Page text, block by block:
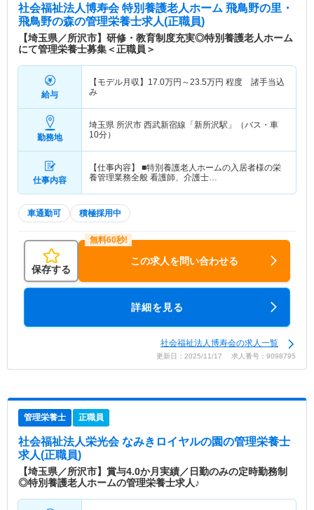
社会福祉法人博寿会 特別養護老人ホーム 飛鳥野の里・
飛鳥野の森の管理栄養士求人(正職員)
【埼玉県／所沢市】研修・教育制度充実◎特別養護老人ホーム
にて管理栄養士募集＜正職員＞
給与
【モデル月収】 17.0万円～23.5万円 程度 諸手当込
み
勤務地
埼玉県 所沢市 西武新宿線「新所沢駅」（バス・車
10分）
仕事内容
【仕事内容】 ■特別養護老人ホームの入居者様の栄
養管理業務全般 看護師、介護士…
車通勤可 積極採用中
保存する
この求人を問い合わせる
詳細を見る
社会福祉法人博寿会の求人一覧
更新日：2025/11/17 求人番号：9098795
管理栄養士 正職員
社会福祉法人栄光会 なみきロイヤルの園の管理栄養士
求人(正職員)
【埼玉県／所沢市】賞与4.0か月実績／日勤のみの定時勤務制
◎特別養護老人ホームの管理栄養士求人♪